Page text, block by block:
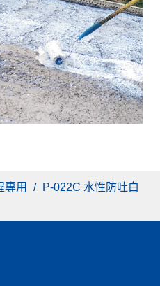
專用 /
P-022C 水性防吐白